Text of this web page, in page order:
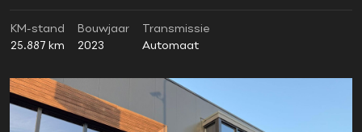
KM-stand
25.887 km
Bouwjaar
2023
Transmissie
Automaat